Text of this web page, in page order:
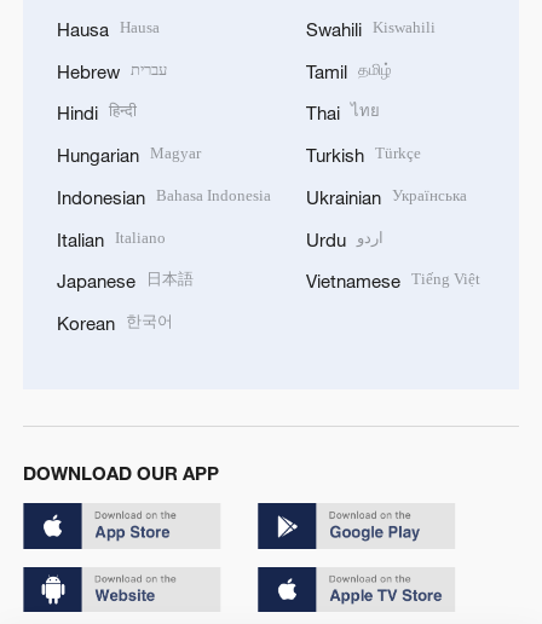
Hausa Hausa
Hebrew עברית
Hindi हिन्दी
Hungarian Magyar
Indonesian Bahasa Indonesia
Italian Italiano
Japanese 日本語
Korean 한국어
Swahili Kiswahili
Tamil தமிழ்
Thai ไทย
Turkish Türkçe
Ukrainian Українська
Urdu اردو
Vietnamese Tiếng Việt
DOWNLOAD OUR APP